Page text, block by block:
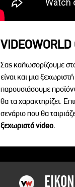
VIDEOWORLD
Σας καλωσορίζουμε
είναι και μια
παρουσιάσουμε
θα τα χαρακτηρίζει.
σενάριο που θα
ξεχωριστό videο.